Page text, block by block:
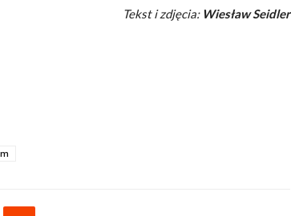
Tekst i zdjęcia: Wiesław Seidler